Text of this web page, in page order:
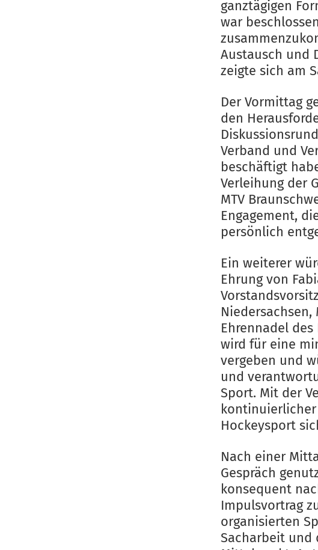
ganztägigen
war
Austausch und
zeigte sich am
Der Vormittag
den
Verband und
beschäftigt
Verleihung der
MTV
Engagement,
persönlich
Ein weiterer
Ehrung von
Ehrennadel
wird für eine
vergeben und
und
Sport. Mit der
kontinuierlicher
Hockeysport
Nach einer
Gespräch
konsequent
Impulsvortrag
organisierten
Sacharbeit und